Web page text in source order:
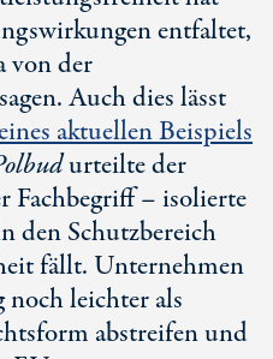
entfaltet,
von der
Auch dies lässt
aktuellen Beispiels
urteilte der
Fachbegriff – isolierte
den Schutzbereich
fällt. Unternehmen
leichter als
abstreifen und